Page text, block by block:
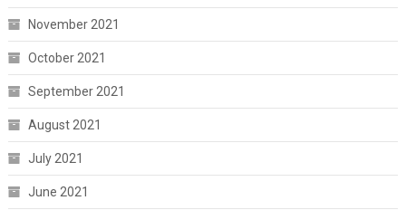
November 2021
October 2021
September 2021
August 2021
July 2021
June 2021